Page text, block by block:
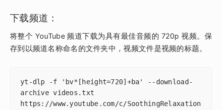
下载频道：
将整个 YouTube 频道下载为具有最佳音频的 720p 视频。保
存到以频道名称命名的文件夹中，视频文件是视频的标题。
yt-dlp -f 'bv*[height=720]+ba' --download-
archive videos.txt
https://www.youtube.com/c/SoothingRelaxation